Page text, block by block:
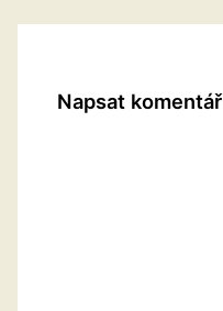
Napsat komentář